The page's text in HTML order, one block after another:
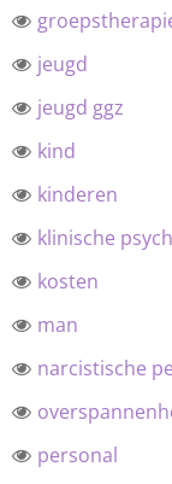
jeugd
jeugd ggz
kind
kinderen
klinische
kosten
man
narcistische
personal